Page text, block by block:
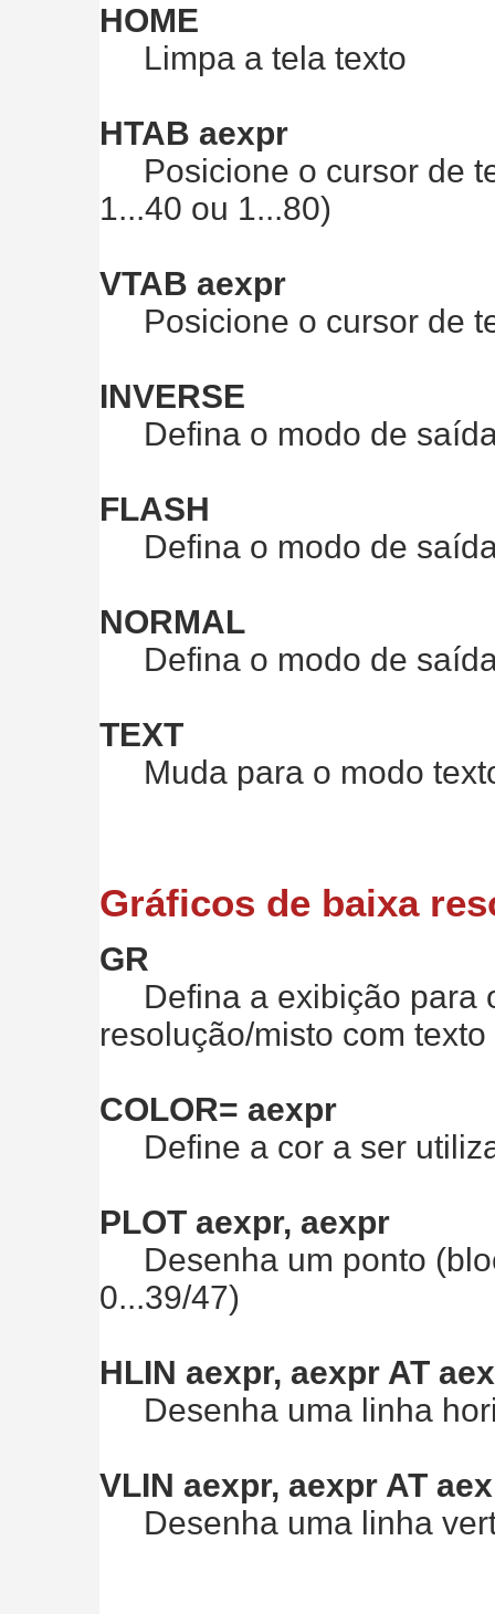
HOME
Limpa a tela texto
HTAB aexpr
Posicione o cursor de
1...40 ou 1...80)
VTAB aexpr
Posicione o cursor de
INVERSE
Defina o modo de
FLASH
Defina o modo de
NORMAL
Defina o modo de
TEXT
Muda para o modo
Gráficos de baixa
GR
Defina a exibição para
resolução/misto com
COLOR= aexpr
Define a cor a ser
PLOT aexpr, aexpr
Desenha um ponto
0...39/47)
HLIN aexpr, aexpr AT
Desenha uma linha
VLIN aexpr, aexpr AT
Desenha uma linha